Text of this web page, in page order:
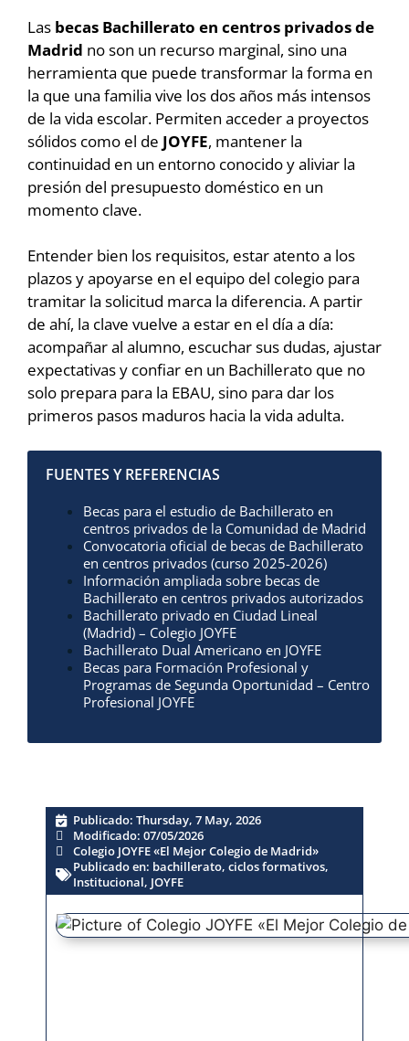
Las becas Bachillerato en centros privados de
Madrid no son un recurso marginal, sino una
herramienta que puede transformar la forma en
la que una familia vive los dos años más intensos
de la vida escolar. Permiten acceder a proyectos
sólidos como el de JOYFE, mantener la
continuidad en un entorno conocido y aliviar la
presión del presupuesto doméstico en un
momento clave.
Entender bien los requisitos, estar atento a los
plazos y apoyarse en el equipo del colegio para
tramitar la solicitud marca la diferencia. A partir
de ahí, la clave vuelve a estar en el día a día:
acompañar al alumno, escuchar sus dudas, ajustar
expectativas y confiar en un Bachillerato que no
solo prepara para la EBAU, sino para dar los
primeros pasos maduros hacia la vida adulta.
Fuentes y referencias
Becas para el estudio de Bachillerato en
centros privados de la Comunidad de Madrid
Convocatoria oficial de becas de Bachillerato
en centros privados (curso 2025-2026)
Información ampliada sobre becas de
Bachillerato en centros privados autorizados
Bachillerato privado en Ciudad Lineal
(Madrid) – Colegio JOYFE
Bachillerato Dual Americano en JOYFE
Becas para Formación Profesional y
Programas de Segunda Oportunidad – Centro
Profesional JOYFE
Publicado: Thursday, 7 May, 2026
Modificado: 07/05/2026
Colegio JOYFE «El Mejor Colegio de Madrid»
Publicado en: bachillerato, ciclos formativos,
Institucional, JOYFE